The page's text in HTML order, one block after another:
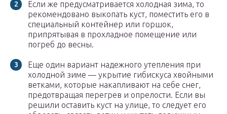
Если же предусматривается холодная зима, то
рекомендовано выкопать куст, поместить его в
специальный контейнер или горшок,
припрятывая в прохладное помещение или
погреб до весны.
Еще один вариант надежного утепления при
холодной зиме — укрытие гибискуса хвойными
ветками, которые накапливают на себе снег,
предотвращая перегрев и опрелости. Если вы
решили оставить куст на улице, то следует его